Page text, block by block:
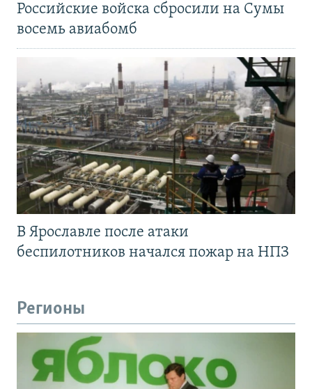
Российские войска сбросили на Сумы
восемь авиабомб
В Ярославле после атаки
беспилотников начался пожар на НПЗ
Регионы